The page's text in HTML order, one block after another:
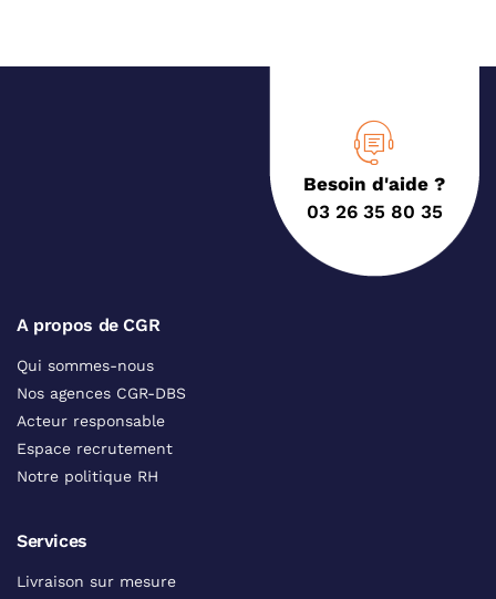
Besoin d'aide ?
03 26 35 80 35
A propos de CGR
Qui sommes-nous
Nos agences CGR-DBS
Acteur responsable
Espace recrutement
Notre politique RH
Services
Livraison sur mesure